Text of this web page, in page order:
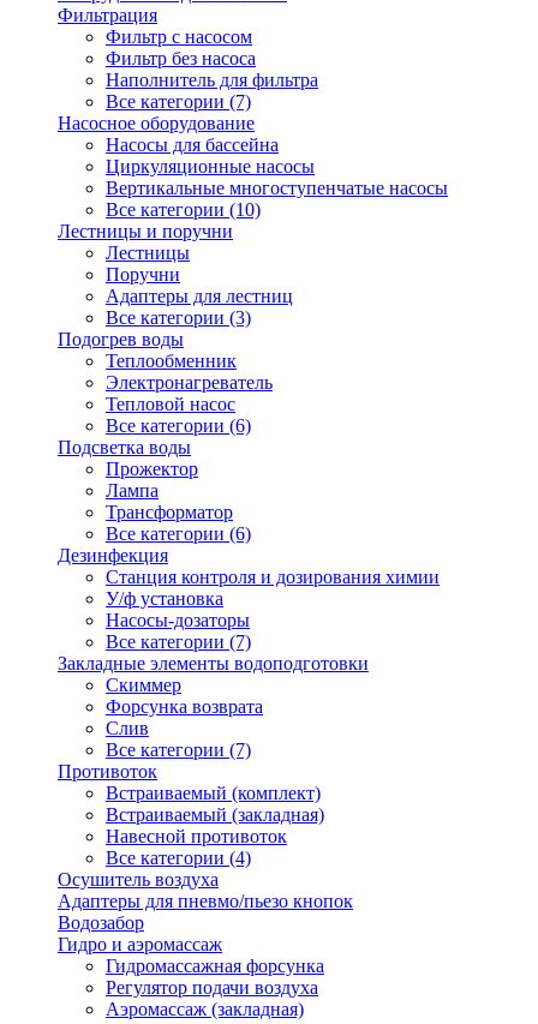
Фильтрация
Фильтр с насосом
Фильтр без насоса
Наполнитель для фильтра
Все категории (7)
Насосное оборудование
Насосы для бассейна
Циркуляционные насосы
Вертикальные многоступенчатые насосы
Все категории (10)
Лестницы и поручни
Лестницы
Поручни
Адаптеры для лестниц
Все категории (3)
Подогрев воды
Теплообменник
Электронагреватель
Тепловой насос
Все категории (6)
Подсветка воды
Прожектор
Лампа
Трансформатор
Все категории (6)
Дезинфекция
Станция контроля и дозирования химии
У/ф установка
Насосы-дозаторы
Все категории (7)
Закладные элементы водоподготовки
Скиммер
Форсунка возврата
Слив
Все категории (7)
Противоток
Встраиваемый (комплект)
Встраиваемый (закладная)
Навесной противоток
Все категории (4)
Осушитель воздуха
Адаптеры для пневмо/пьезо кнопок
Водозабор
Гидро и аэромассаж
Гидромассажная форсунка
Регулятор подачи воздуха
Аэромассаж (закладная)